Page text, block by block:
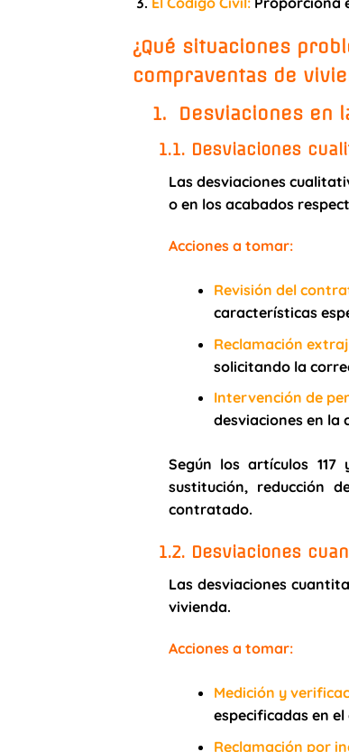
¿Qué situaciones
compraventas de
1. Desviaciones en
1.1. Desviaciones
Las desviaciones
o en los acabados
Acciones a tomar:
Revisión del
características
Reclamación
solicitando la
Intervención de
desviaciones en la
Según los artículos 117
sustitución, reducción
contratado.
1.2. Desviaciones
Las desviaciones
vivienda.
Acciones a tomar:
Medición y
especificadas en
Reclamación por